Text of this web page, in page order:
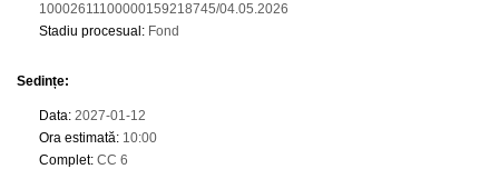
10002611100000159218745/04.05.2026
Stadiu procesual : Fond
Sedințe:
Data: 2027-01-12
Ora estimată: 10:00
Complet: CC 6